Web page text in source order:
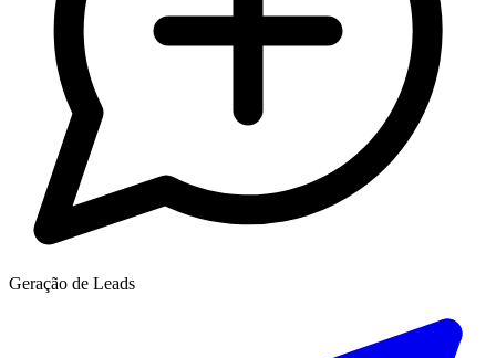
Geração de Leads